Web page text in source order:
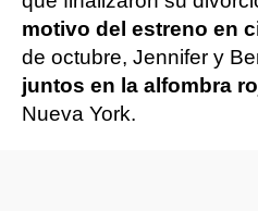
motivo del estreno en
de octubre, Jennifer y
juntos en la alfombra
Nueva York.